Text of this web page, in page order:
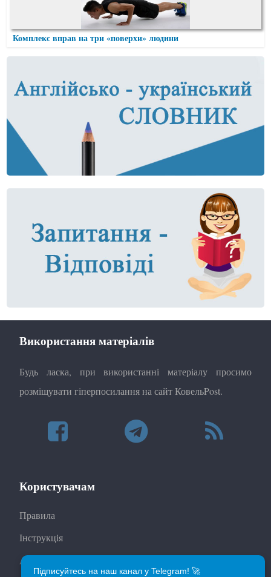
Комплекс вправ на три «поверхи» людини
Використання матеріалів
Будь ласка, при використанні матеріалу просимо
розміщувати гіперпосилання на сайт КовельPost.
Користувачам
Правила
Інструкція
Автори
Підписуйтесь на наш канал у Telegram! 🚀